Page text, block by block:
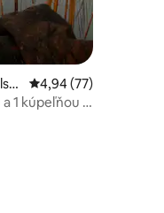
Priemerné
4,94 (77)
1 kúpeľňou s